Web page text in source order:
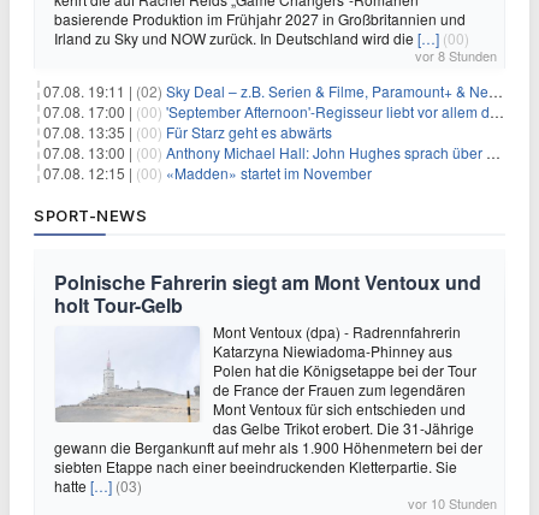
basierende Produktion im Frühjahr 2027 in Großbritannien und
Irland zu Sky und NOW zurück. In Deutschland wird die […] (00)
vor 8 Stunden
07.08. 19:11 | (02) Sky Deal – z.B. Serien & Filme, Paramount+ & Netflix für 19,99€/Monat
07.08. 17:00 | (00) 'September Afternoon'-Regisseur liebt vor allem die 'Banalität' in seinen Filmen
07.08. 13:35 | (00) Für Starz geht es abwärts
07.08. 13:00 | (00) Anthony Michael Hall: John Hughes sprach über eine Fortsetzung von 'The Breakfast Club'
07.08. 12:15 | (00) «Madden» startet im November
SPORT-NEWS
Polnische Fahrerin siegt am Mont Ventoux und
holt Tour-Gelb
Mont Ventoux (dpa) - Radrennfahrerin
Katarzyna Niewiadoma-Phinney aus
Polen hat die Königsetappe bei der Tour
de France der Frauen zum legendären
Mont Ventoux für sich entschieden und
das Gelbe Trikot erobert. Die 31-Jährige
gewann die Bergankunft auf mehr als 1.900 Höhenmetern bei der
siebten Etappe nach einer beeindruckenden Kletterpartie. Sie
hatte […] (03)
vor 10 Stunden